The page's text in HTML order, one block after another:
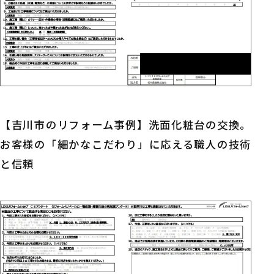
【吉川市のリフォーム事例】洗面化粧台の交換。
お客様の「細かなこだわり」に応える職人の技術
と信頼